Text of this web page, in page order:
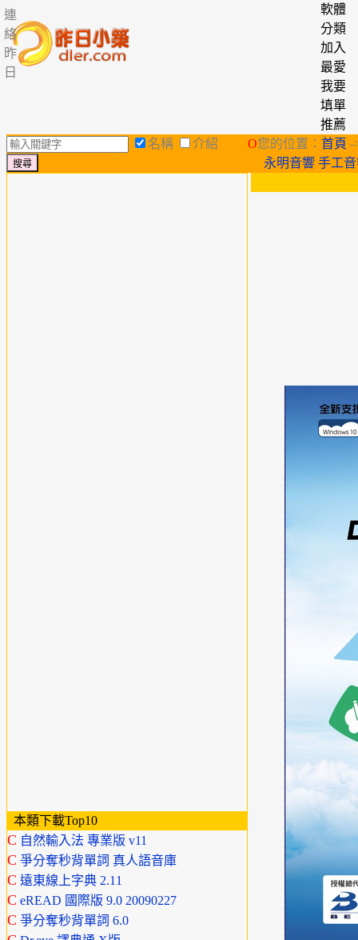
連
絡
昨
日
軟體
分類
加入
最愛
我要
填單
推薦
名稱
介紹 O您的位置： 首頁 -
永明音響 手工
本類下載Top10
C 自然輸入法 專業版 v11
C 爭分奪秒背單詞 真人語音庫
C 遠東線上字典 2.11
C eREAD 國際版 9.0 20090227
C 爭分奪秒背單詞 6.0